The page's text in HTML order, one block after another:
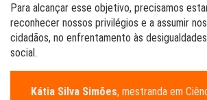
Para alcançar esse objetivo, precisamos
reconhecer nossos privilégios e a assumir
cidadãos, no enfrentamento às
social.
Kátia Silva Simões, mestranda em